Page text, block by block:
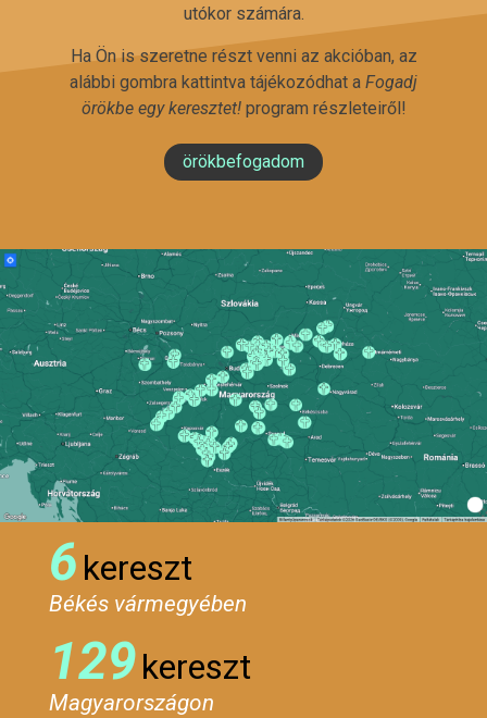
utókor számára.
Ha Ön is szeretne részt venni az akcióban, az
alábbi gombra kattintva tájékozódhat a Fogadj
örökbe egy keresztet!program részleteiről!
örökbefogadom
6 kereszt
Békés vármegyében
129kereszt
Magyarországon